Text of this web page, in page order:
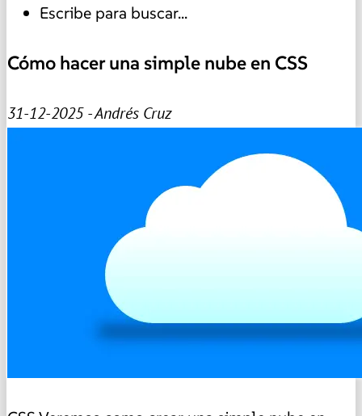
Escribe para buscar...
Cómo hacer una simple nube en CSS
31-12-2025 - Andrés Cruz